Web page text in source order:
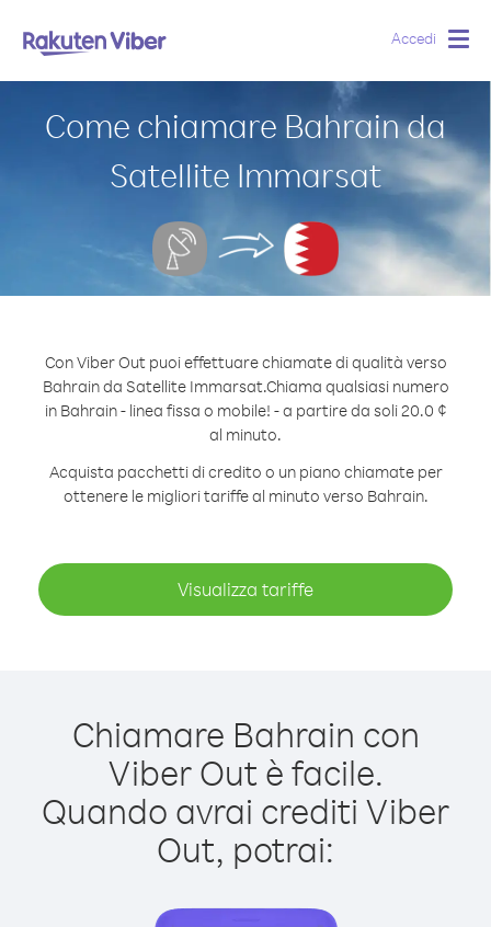
Accedi
Come chiamare Bahrain da
Satellite Immarsat
Con Viber Out puoi effettuare chiamate di qualità verso
Bahrain da Satellite Immarsat.Chiama qualsiasi numero
in Bahrain - linea fissa o mobile! - a partire da soli 20.0 ¢
al minuto.
Acquista pacchetti di credito o un piano chiamate per
ottenere le migliori tariffe al minuto verso Bahrain.
Visualizza tariffe
Chiamare Bahrain con
Viber Out è facile.
Quando avrai crediti Viber
Out, potrai: